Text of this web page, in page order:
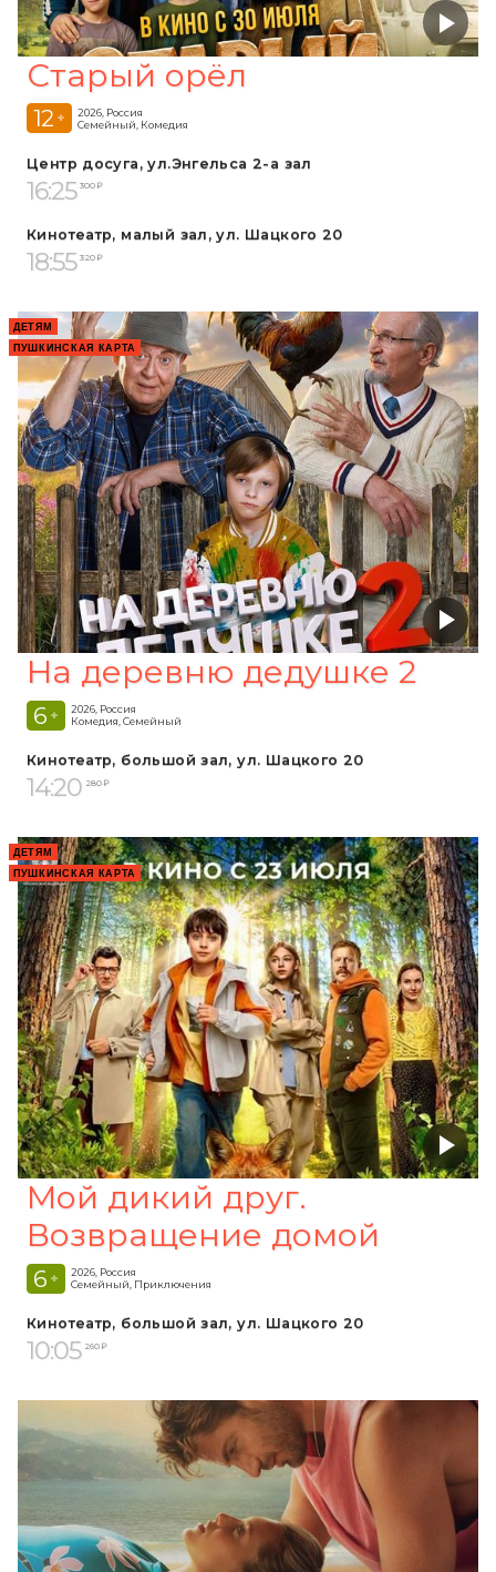
Старый орёл
12 +
2026, Россия
Семейный, Комедия
Центр досуга, ул.Энгельса 2-а зал
16:25 300 ₽
Кинотеатр, малый зал, ул. Шацкого 20
18:55 320 ₽
ДЕТЯМ
ПУШКИНСКАЯ КАРТА
На деревню дедушке 2
6 +
2026, Россия
Комедия, Семейный
Кинотеатр, большой зал, ул. Шацкого 20
14:20 280 ₽
ДЕТЯМ
ПУШКИНСКАЯ КАРТА
Мой дикий друг.
Возвращение домой
6 +
2026, Россия
Семейный, Приключения
Кинотеатр, большой зал, ул. Шацкого 20
10:05 260 ₽